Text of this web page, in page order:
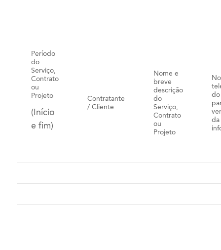
Período
do
Serviço,
Contrato
ou
Projeto
(Início
e fim)
Contratante
/ Cliente
Nome e
breve
descrição
do
Serviço,
Contrato
ou
Projeto
da